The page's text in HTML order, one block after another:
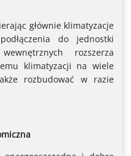
głównie klimatyzacje
do jednostki
rozszerza
klimatyzacji na wiele
rozbudować w razie